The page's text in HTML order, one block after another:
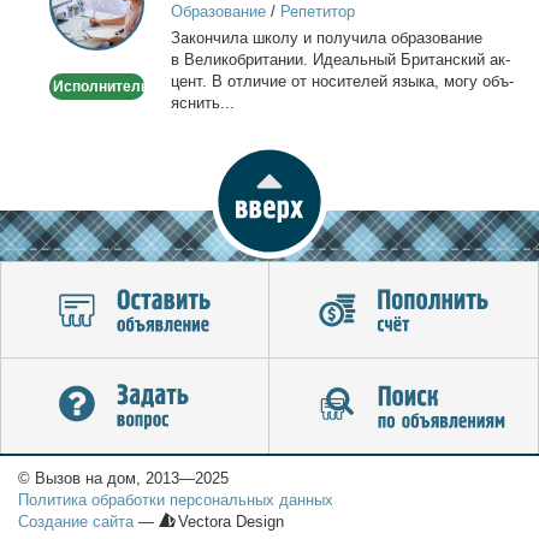
Онлайн
по
или
Исполнитель
Образование/ Репетитор
За­кон­чи­ла шко­лу и по­лу­чи­ла об­ра­зо­ва­ние
в Ве­ли­ко­бри­та­нии. Иде­аль­ный Бри­тан­ский ак­
цент. В от­ли­чие от но­си­те­лей язы­ка, мо­гу объ­
яс­нить...
© Вызов на дом, 2013—2025
Политика обработки персональных данных
Создание сайта— Vectora Design